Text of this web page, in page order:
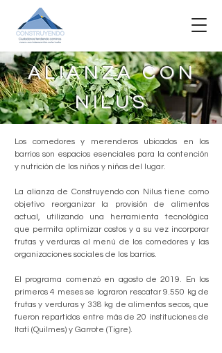
ALIANZA CON
NILUS
Los comedores y merenderos ubicados en los
barrios son espacios esenciales para la contención
y nutrición de los niños y niñas del lugar.
La alianza de Construyendo con Nilus tiene como
objetivo reorganizar la provisión de alimentos
actual, utilizando una herramienta tecnológica
que permita optimizar costos y a su vez incorporar
frutas y verduras al menú de los comedores y las
organizaciones sociales de los barrios.
El programa comenzó en agosto de 2019. En los
primeros 4 meses se lograron rescatar 9.550 kg de
frutas y verduras y 338 kg de alimentos secos, que
fueron repartidos entre más de 20 instituciones de
Itatí (Quilmes) y Garrote (Tigre).